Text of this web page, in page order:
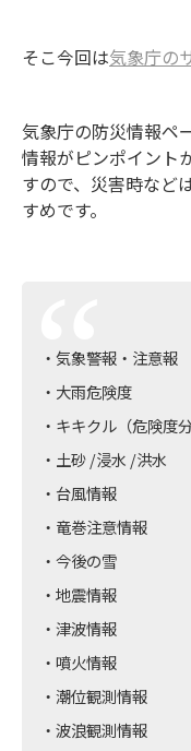
そこ今回は気象庁の
気象庁の防災情報ペ
情報がピンポイント
すので、災害時など
すめです。
・気象警報・注意報
・大雨危険度
・キキクル（危険度分
・土砂 /浸水 /洪水
・台風情報
・竜巻注意情報
・今後の雪
・地震情報
・津波情報
・噴火情報
・潮位観測情報
・波浪観測情報